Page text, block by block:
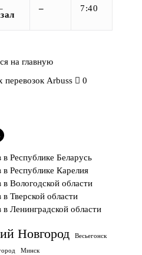
– 7:40
на главную
перевозок Arbuss
0
Республике Беларусь
Республике Карелия
Вологодской области
Тверской области
Ленинградской области
Новгород Весьегонск
Минск